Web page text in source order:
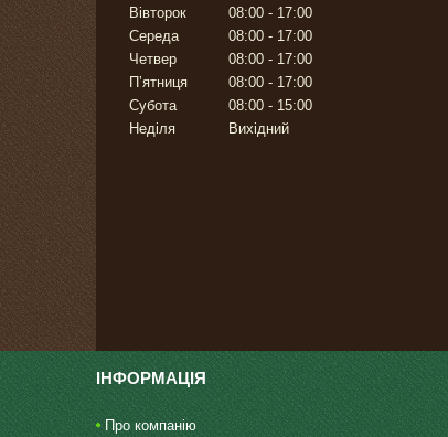
Вівторок
08:00
17:00
Середа
08:00
17:00
Четвер
08:00
17:00
Пʼятниця
08:00
17:00
Субота
08:00
15:00
Неділя
Вихідний
ІНФОРМАЦІЯ
Про компанію